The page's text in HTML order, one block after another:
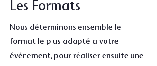
Les Formats
Nous déterminons ensemble le
format le plus adapté a votre
événement, pour réaliser ensuite une